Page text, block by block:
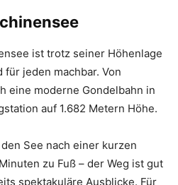
ist trotz seiner Höhenlage
jeden machbar. Von
eine moderne Gondelbahn in
auf 1.682 Metern Höhe.
See nach einer kurzen
zu Fuß – der Weg ist gut
spektakuläre Ausblicke. Für